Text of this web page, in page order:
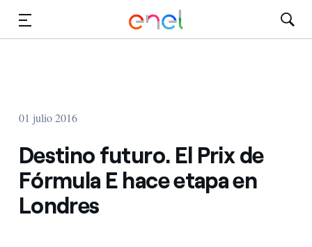
01 julio 2016
Destino futuro. El Prix de
Fórmula E hace etapa en
Londres